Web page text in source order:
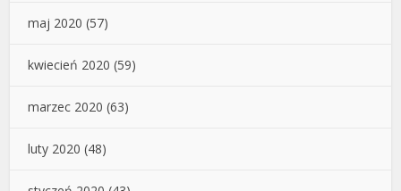
maj 2020 (57)
kwiecień 2020 (59)
marzec 2020 (63)
luty 2020 (48)